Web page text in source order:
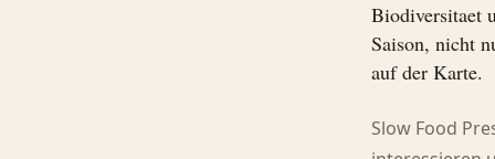
Biodiversitaet
Saison, nicht
auf der Karte.
Slow Food